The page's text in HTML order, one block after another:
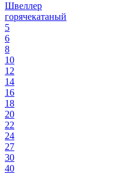
Швеллер
горячекатаный
5
6
8
10
12
14
16
18
20
22
24
27
30
40